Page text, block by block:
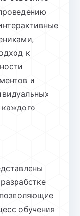
к
и
каждого
обучения